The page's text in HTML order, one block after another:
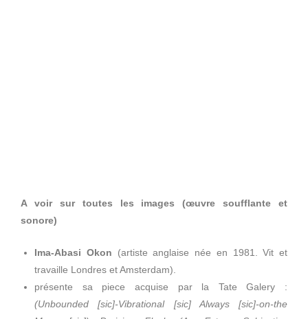
A voir sur toutes les images (œuvre soufflante et
sonore)
Ima-Abasi Okon (artiste anglaise née en 1981. Vit et
travaille Londres et Amsterdam).
présente sa piece acquise par la Tate Galery :
(Unbounded [sic]-Vibrational [sic] Always [sic]-on-the